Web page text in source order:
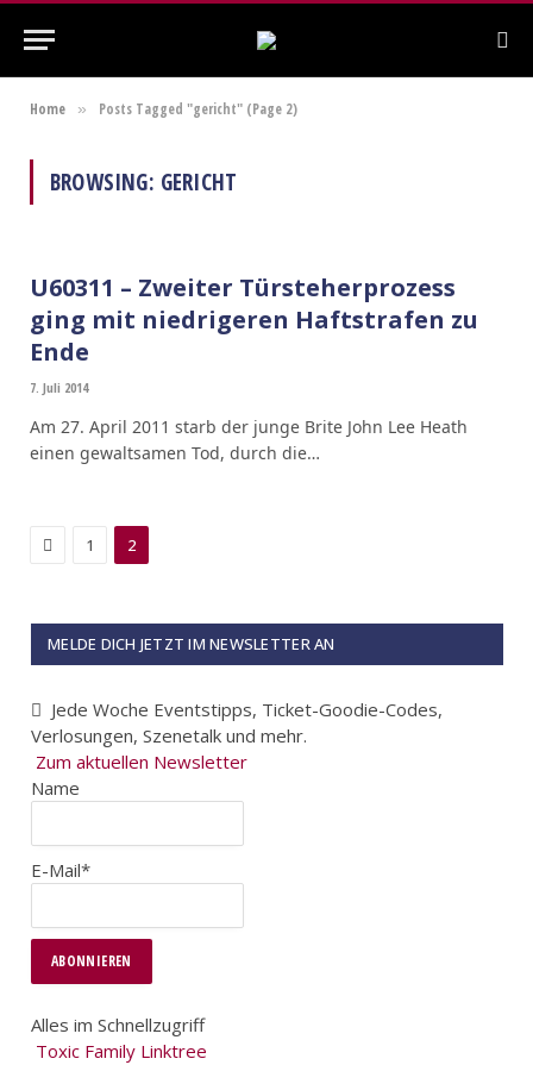
Home » Posts Tagged "gericht" (Page 2)
BROWSING: GERICHT
U60311 – Zweiter Türsteherprozess
ging mit niedrigeren Haftstrafen zu
Ende
7. Juli 2014
Am 27. April 2011 starb der junge Brite John Lee Heath
einen gewaltsamen Tod, durch die…
Previous
1 2
MELDE DICH JETZT IM NEWSLETTER AN
Jede Woche Eventstipps, Ticket-Goodie-Codes,
Verlosungen, Szenetalk und mehr.
Zum aktuellen Newsletter
Name
E-Mail*
Alles im Schnellzugriff
Toxic Family Linktree